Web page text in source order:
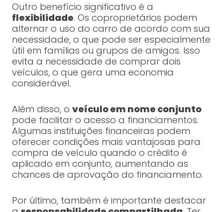
Outro benefício significativo é a
flexibilidade. Os coproprietários podem
alternar o uso do carro de acordo com sua
necessidade, o que pode ser especialmente
útil em famílias ou grupos de amigos. Isso
evita a necessidade de comprar dois
veículos, o que gera uma economia
considerável.
Além disso, o veículo em nome conjunto
pode facilitar o acesso a financiamentos.
Algumas instituições financeiras podem
oferecer condições mais vantajosas para
compra de veículo quando o crédito é
aplicado em conjunto, aumentando as
chances de aprovação do financiamento.
Por último, também é importante destacar